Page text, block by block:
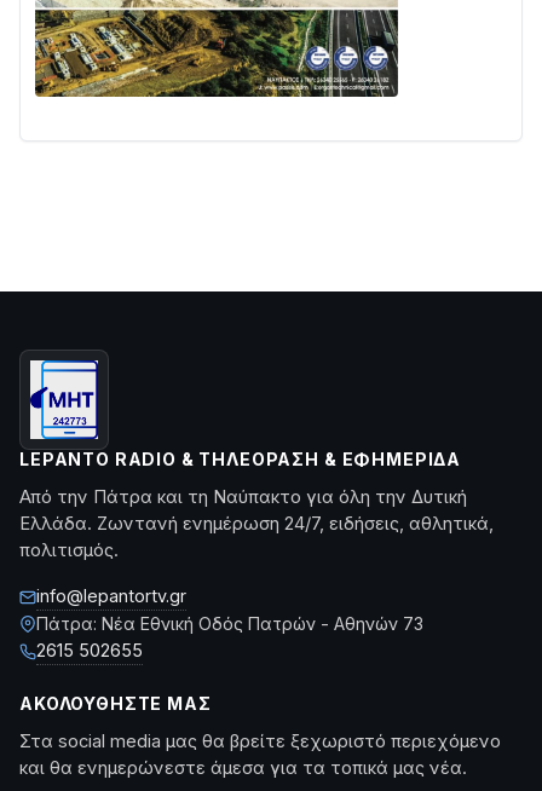
LEPANTO RADIO & ΤΗΛΕΌΡΑΣΗ & ΕΦΗΜΕΡΊΔΑ
Από την Πάτρα και τη Ναύπακτο για όλη την Δυτική
Ελλάδα. Ζωντανή ενημέρωση 24/7, ειδήσεις, αθλητικά,
πολιτισμός.
info@lepantortv.gr
Πάτρα: Νέα Εθνική Οδός Πατρών - Αθηνών 73
2615 502655
ΑΚΟΛΟΥΘΉΣΤΕ ΜΑΣ
Στα social media μας θα βρείτε ξεχωριστό περιεχόμενο
και θα ενημερώνεστε άμεσα για τα τοπικά μας νέα.